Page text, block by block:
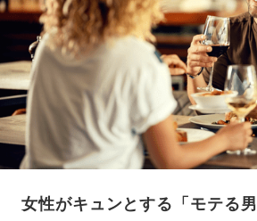
女性がキュンとする「モテる